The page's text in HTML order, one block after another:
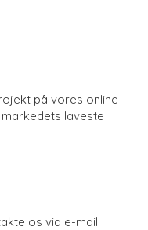
på vores online-
laveste
os via e-mail: